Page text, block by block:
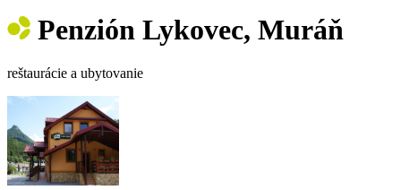
Penzión Lykovec, Muráň
reštaurácie a ubytovanie